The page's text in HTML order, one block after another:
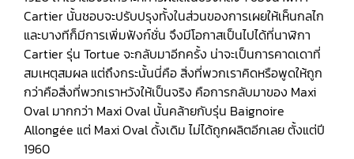
Cartier นั้นชอบจะปรับปรุงทั้งในส่วนของการเผยให้เห็นกลไก
และบางทีก็มีการเพิ่มฟังก์ชั่น จึงมีโอกาสเป็นไปได้ที่นาฬิกา
Cartier รุ่น Tortue จะกลับมาอีกครั้ง น่าจะเป็นการคาดเดาที่
สมเหตุสมผล แต่ถึงกระนั้นนี่คือ สิ่งที่พวกเราคิดหรือพูดให้ถูก
กว่าคือสิ่งที่พวกเราหวังให้เป็นจริง คือการกลับมาของ Maxi
Oval มากกว่า Maxi Oval นั้นคล้ายกับรุ่น Baignoire
Allongée แต่ Maxi Oval ดั้งเดิม ไม่ได้ถูกผลิตอีกเลย ตั้งแต่ปี
1960